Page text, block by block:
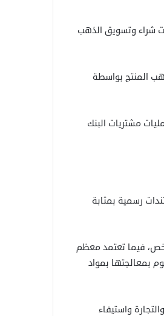
حصرت شراء وتسويق الذهب
المنتج بواسطة
مشتريات البنك
غير مستندات رسمية بمثابة
فيما تعتمد معظم
بمعالجتها بمواد
واستيفاء